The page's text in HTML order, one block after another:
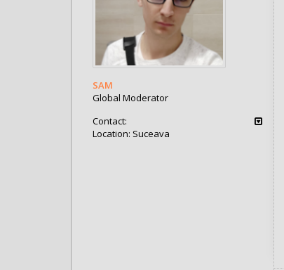
SAM
Global Moderator
Contact:
Location: Suceava